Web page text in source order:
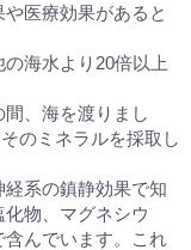
医療効果があると
海水より20倍以上
、海を渡りまし
のミネラルを採取し
系の鎮静効果で知
物、マグネシウ
含んでいます。これ